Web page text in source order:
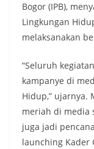
Bogor (IPB),
Lingkungan
melaksanakan
“Seluruh
kampanye di
Hidup,” ujarnya.
meriah di media
juga jadi
launching Kader